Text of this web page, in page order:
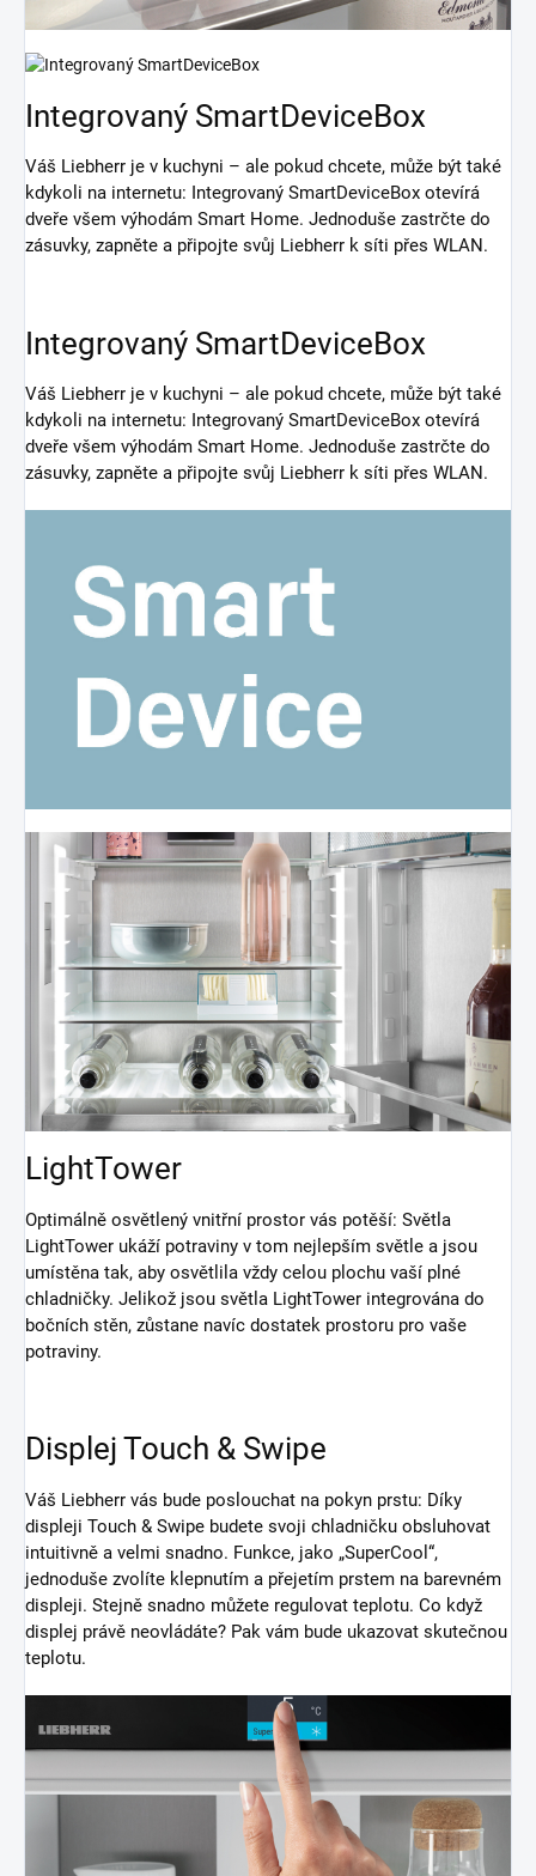
Integrovaný SmartDeviceBox
Váš Liebherr je v kuchyni – ale pokud chcete, může být také
kdykoli na internetu: Integrovaný SmartDeviceBox otevírá
dveře všem výhodám Smart Home. Jednoduše zastrčte do
zásuvky, zapněte a připojte svůj Liebherr k síti přes WLAN.
Integrovaný SmartDeviceBox
Váš Liebherr je v kuchyni – ale pokud chcete, může být také
kdykoli na internetu: Integrovaný SmartDeviceBox otevírá
dveře všem výhodám Smart Home. Jednoduše zastrčte do
zásuvky, zapněte a připojte svůj Liebherr k síti přes WLAN.
LightTower
Optimálně osvětlený vnitřní prostor vás potěší: Světla
LightTower ukáží potraviny v tom nejlepším světle a jsou
umístěna tak, aby osvětlila vždy celou plochu vaší plné
chladničky. Jelikož jsou světla LightTower integrována do
bočních stěn, zůstane navíc dostatek prostoru pro vaše
potraviny.
Displej Touch & Swipe
Váš Liebherr vás bude poslouchat na pokyn prstu: Díky
displeji Touch & Swipe budete svoji chladničku obsluhovat
intuitivně a velmi snadno. Funkce, jako „SuperCool“,
jednoduše zvolíte klepnutím a přejetím prstem na barevném
displeji. Stejně snadno můžete regulovat teplotu. Co když
displej právě neovládáte? Pak vám bude ukazovat skutečnou
teplotu.